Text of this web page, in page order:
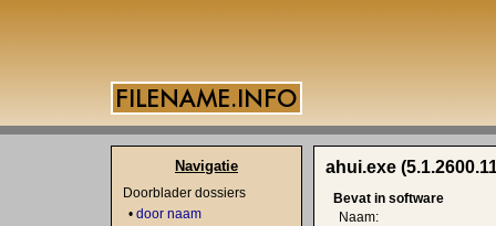
ahui.exe
Bevat in software
Naam:
Navigatie
Doorblader dossiers
• door naam